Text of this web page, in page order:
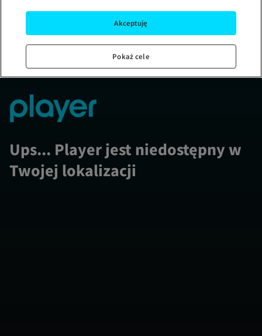
Ups... Player jest niedostępny w
Twojej lokalizacji
Akceptuję
Pokaż cele